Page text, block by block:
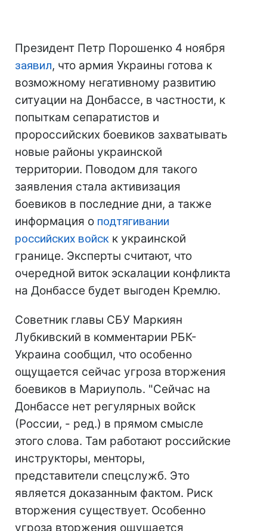
Президент Петр Порошенко 4 ноября
заявил, что армия Украины готова к
возможному негативному развитию
ситуации на Донбассе, в частности, к
попыткам сепаратистов и
пророссийских боевиков захватывать
новые районы украинской
территории. Поводом для такого
заявления стала активизация
боевиков в последние дни, а также
информация о подтягивании
российских войск к украинской
границе. Эксперты считают, что
очередной виток эскалации конфликта
на Донбассе будет выгоден Кремлю.
Советник главы СБУ Маркиян
Лубкивский в комментарии РБК-
Украина сообщил, что особенно
ощущается сейчас угроза вторжения
боевиков в Мариуполь. "Сейчас на
Донбассе нет регулярных войск
(России, - ред.) в прямом смысле
этого слова. Там работают российские
инструкторы, менторы,
представители спецслужб. Это
является доказанным фактом. Риск
вторжения существует. Особенно
угроза вторжения ощущается